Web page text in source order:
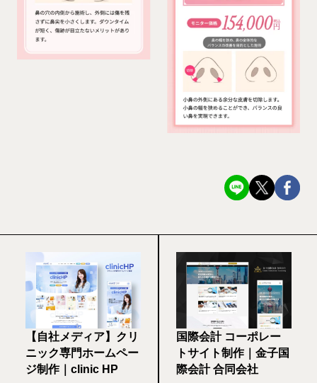
【自社メディア】クリ
ニック専門ホームペー
ジ制作｜clinic HP
国際会計 コーポレー
トサイト制作｜金子国
際会計 合同会社